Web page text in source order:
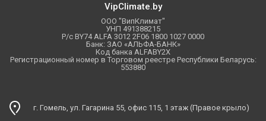
VipClimate.by
ООО "ВипКлимат"
УНП 491388215
Р/с BY74 ALFA 3012 2F06 1800 1027 0000
Банк: ЗАО «АЛЬФА-БАНК»
Код банка ALFABY2X
Регистрационный номер в Торговом реестре Республики Беларусь:
553880
г. Гомель, ул. Гагарина 55, офис 115, 1 этаж (Правое крыло)